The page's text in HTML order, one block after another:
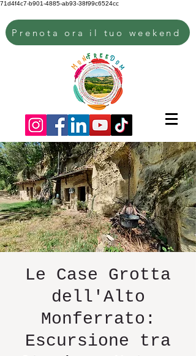
71d4f4c7-b901-4885-ab93-38f99c6524cc
Prenota ora il tuo weekend
Le Case Grotta
dell'Alto
Monferrato:
Escursione tra